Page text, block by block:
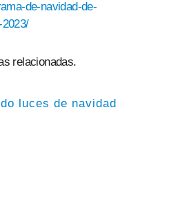
de-navidad-de-
relacionadas.
luces de navidad